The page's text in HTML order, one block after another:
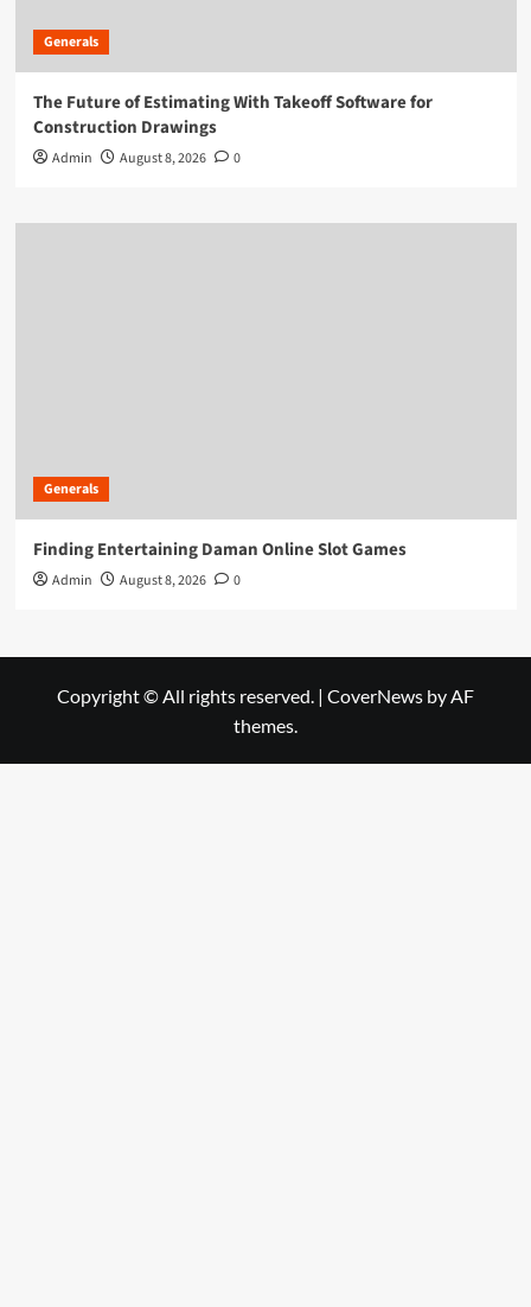
Generals
The Future of Estimating With Takeoff Software for
Construction Drawings
Admin August 8, 2026 0
Generals
Finding Entertaining Daman Online Slot Games
Admin August 8, 2026 0
Copyright © All rights reserved. | CoverNews by AF
themes.